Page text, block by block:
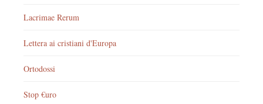
Lacrimae Rerum
Lettera ai cristiani d'Europa
Ortodossi
Stop €uro